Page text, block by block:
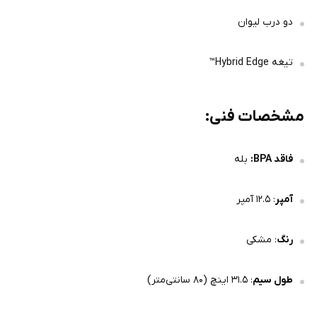
دو درب لیوان
تیغه Hybrid Edge™
مشخصات فنی:
فاقد BPA: بله
آمپر: ۱۲.۵ آمپر
رنگ: مشکی
طول سیم: ۳۱.۵ اینچ (۸۰ سانتی‌متر)